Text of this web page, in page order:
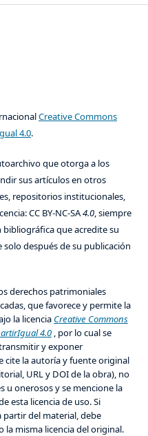
Creative Commons
4.0.
que otorga a los
sus artículos en otros
repositorios institucionales,
CC BY-NC-SA4.0, siempre
que acredite su
después de su publicación
derechos patrimoniales
que favorece y permite la
la licencia Creative Commons
4.0, por lo cual se
y exponer
cite la autoría y fuente original
URL y DOI de la obra), no
u onerosos y se mencione la
esta licencia de uso. Si
partir del material, debe
misma licencia del original.